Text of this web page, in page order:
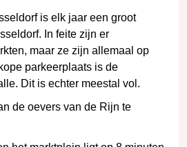
is elk jaar een groot
In feite zijn er
maar ze zijn allemaal op
parkeerplaats is de
Dit is echter meestal vol.
de oevers van de Rijn te